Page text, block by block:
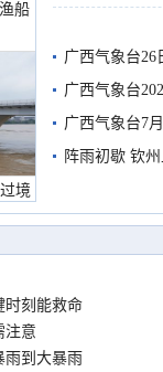
船
境
有较强降雨
广西气象台26
广西气象台
预警
广西气象台7
阵雨初歇 钦
时刻能救命
注意
雨到大暴雨